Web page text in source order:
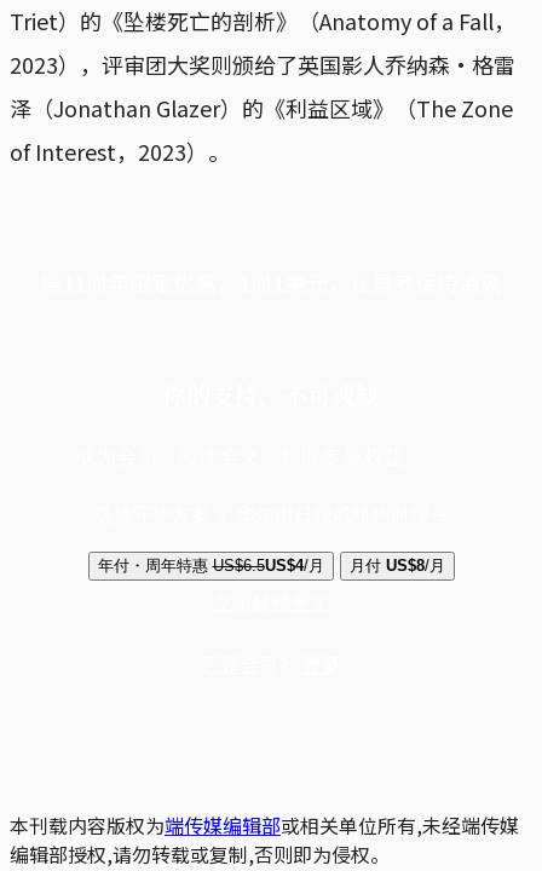
Triet）的《坠楼死亡的剖析》（Anatomy of a Fall，
2023），评审团大奖则颁给了英国影人乔纳森·格雷
泽（Jonathan Glazer）的《利益区域》（The Zone
of Interest，2023）。
年付・周年特惠 US$6.5US$4/月 月付 US$8/月
本刊载内容版权为端传媒编辑部或相关单位所有,未经端传媒
编辑部授权,请勿转载或复制,否则即为侵权。